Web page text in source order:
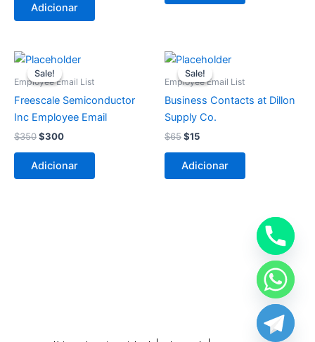
Adicionar
Sale!
Sale!
Employee Email List
Freescale Semiconductor
Inc Employee Email
$350
O
preço
original
$350.
$300
O
atual
$300.
Adicionar
Sale!
Sale!
Employee Email List
Business Contacts at Dillon
Supply Co.
$65
O
preço
original
$65.
$15
O
preço
atual
$15.
Adicionar